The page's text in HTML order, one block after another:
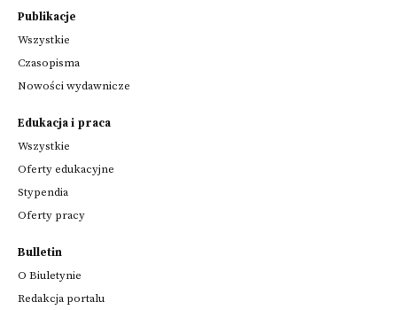
Publikacje
Wszystkie
Czasopisma
Nowości wydawnicze
Edukacja i praca
Wszystkie
Oferty edukacyjne
Stypendia
Oferty pracy
Bulletin
O Biuletynie
Redakcja portalu